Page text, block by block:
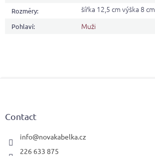
Rozměry: šířka 12,5 cm výška 8 cm
Pohlaví: Muži
Contact
info@novakabelka.cz
226 633 875